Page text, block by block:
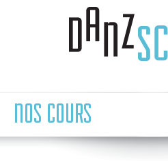
NOS COURS
ACCUEIL